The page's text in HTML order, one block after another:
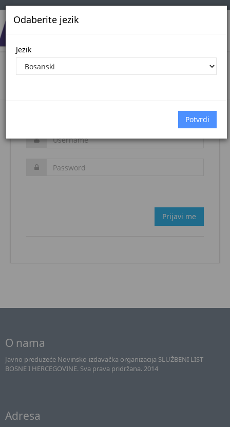
Odaberite jezik
Jezik
Login
Prijavi me
O nama
Javno preduzeće Novinsko-izdavačka organizacija SLUŽBENI LIST
BOSNE I HERCEGOVINE. Sva prava pridržana. 2014
Adresa